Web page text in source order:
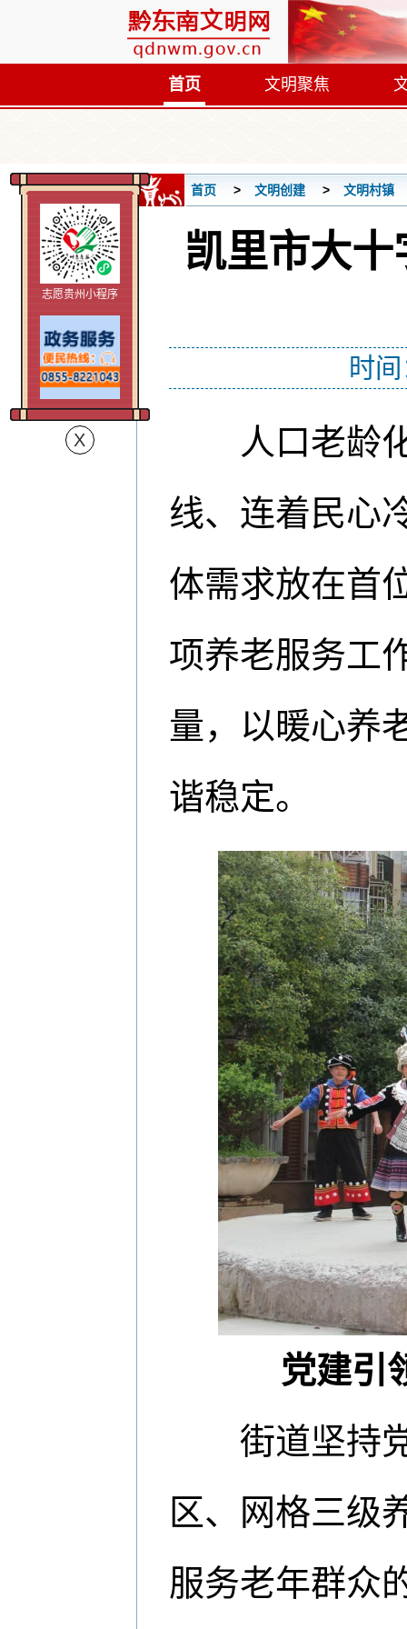
首页 文明聚焦
首页 文明创建 文明村镇
凯里市大
时
人口老龄化
线、连着民心
体需求放在首
项养老服务工
量，以暖心养
谐稳定。
党建引
街道坚持党
区、网格三级
服务老年群众
志愿贵州小程序